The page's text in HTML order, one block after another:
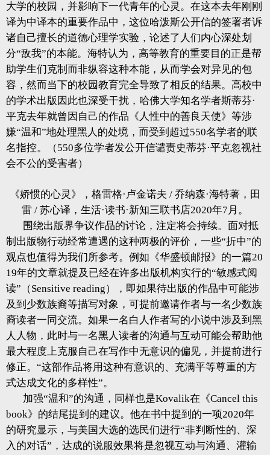
大学的校园，并影响下一代青年的心灵。在这本去年刚刚
译为中译本的重要作品中，这位哈泼斯公开信的签署者诉
诸自己擅长的道德心理学实验，论述了人们内心深处划
分“敌我”的本能。海特认为，高等教育的重要目的正是帮
助学生们克制而非纵容这种本能，从而学会对异见的包
容，然而当下的校园教育完全导致了相反的结果。高校中
的学术出版因此也深受干扰，哈佛大学知名学者斯蒂芬·
平克去年就曾因自己的作品《人性中的善良天使》等涉
嫌“温和”地处理黑人的处境，而受到超过550名学者的联
名指控。（550多位学者发公开信谴责史蒂芬·平克忽视社
会不公的受害者）
《娇惯的心灵》，格雷格·卢金诺夫 / 乔纳森·海特著，田
雷 / 苏心译，生活·读书·新知三联书店2020年7月。
围绕出版界争议作品的讨论，注定将会持续。面对抵
制出版物行动经常遭遇的这种两极的评价，一些“折中”的
观点也值得为我们所参考。例如《华盛顿邮报》的一篇20
19年的文章就提及已经在许多出版机构实行的“敏感式阅
读”（Sensitive reading），即如果待出版的作品中可能涉
及到少数族裔等描写对象，可提前邀请作者与一名少数族
裔读者一同交流。如果一名白人作者写的小说中涉及到黑
人人物，此时与一名黑人读者的沟通与互动可能会帮助他
最大程度上克服自己在写作中无意识的偏见，并提前进行
修正。“这部作品将用这种有意识的、充满平等尊重的方
式达成文化的多样性”。
加强“温和”的沟通，同样也是Kovalik在《Cancel this
book》的结尾提到的建议。他在书中提到的一项2020年
的研究显示，与美国大选的选民们进行“非判断性的、深
入的对话”，达成的说服效果将是忽视互动与沟通、灌输